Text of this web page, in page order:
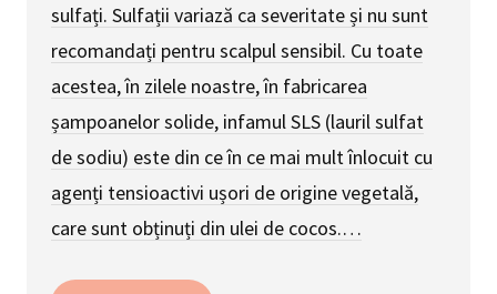
sulfați. Sulfații variază ca severitate și nu sunt
recomandați pentru scalpul sensibil. Cu toate
acestea, în zilele noastre, în fabricarea
șampoanelor solide, infamul SLS (lauril sulfat
de sodiu) este din ce în ce mai mult înlocuit cu
agenți tensioactivi ușori de origine vegetală,
care sunt obținuți din ulei de cocos.…